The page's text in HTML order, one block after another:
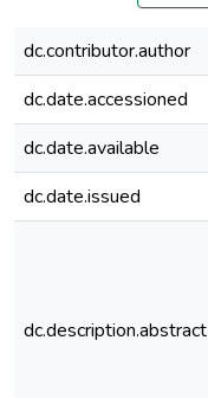
dc.contributor.author
dc.date.accessioned
dc.date.available
dc.date.issued
dc.description.abstract